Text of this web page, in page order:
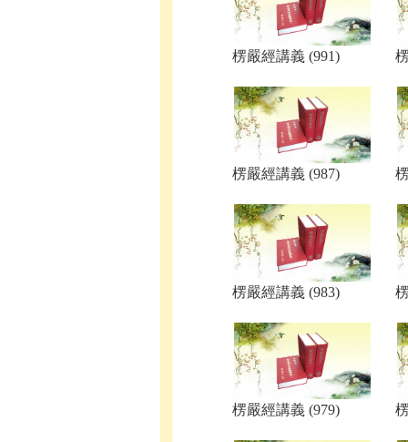
楞嚴經講義 (991)
楞嚴經講義 (987)
楞嚴經講義 (983)
楞嚴經講義 (979)